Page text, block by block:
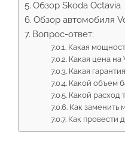
Обзор Skoda Octavia
Обзор автомобиля
Вопрос-ответ:
Какая
Какая цена
Какая
Какой объем
Какой расход
Как заменить
Как провести